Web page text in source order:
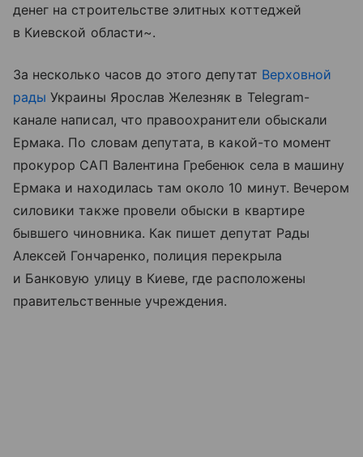
денег на строительстве элитных коттеджей
в Киевской области~.
За несколько часов до этого депутат Верховной
рады Украины Ярослав Железняк в Telegram-
канале написал, что правоохранители обыскали
Ермака. По словам депутата, в какой-то момент
прокурор САП Валентина Гребенюк села в машину
Ермака и находилась там около 10 минут. Вечером
силовики также провели обыски в квартире
бывшего чиновника. Как пишет депутат Рады
Алексей Гончаренко, полиция перекрыла
и Банковую улицу в Киеве, где расположены
правительственные учреждения.